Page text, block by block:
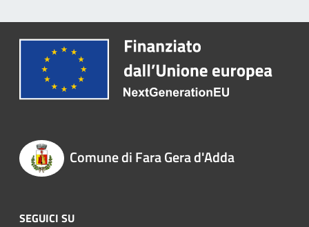
Comune di Fara Gera d'Adda
SEGUICI SU